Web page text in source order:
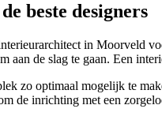
beste designers
in Moorveld
aan de slag te gaan. Een
zo optimaal mogelijk te
de inrichting met een